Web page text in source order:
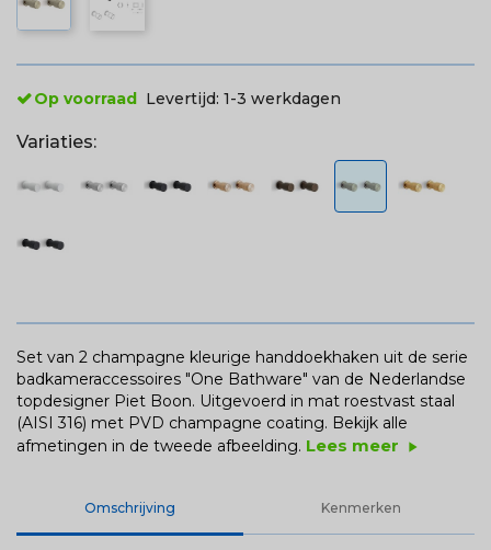
Op voorraad Levertijd: 1-3 werkdagen
Variaties:
Set van 2 champagne kleurige handdoekhaken uit de serie
badkameraccessoires "One Bathware" van de Nederlandse
topdesigner Piet Boon. Uitgevoerd in mat roestvast staal
(AISI 316) met PVD champagne coating. Bekijk alle
afmetingen in de tweede afbeelding. Lees meer play_arrow
Omschrijving Kenmerken